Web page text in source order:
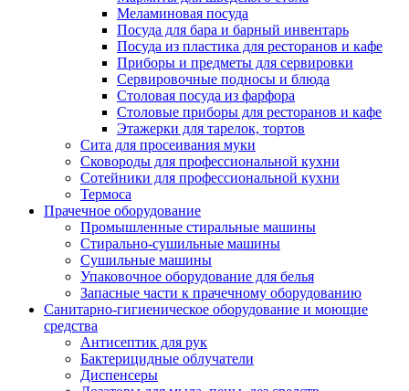
Меламиновая посуда
Посуда для бара и барный инвентарь
Посуда из пластика для ресторанов и кафе
Приборы и предметы для сервировки
Сервировочные подносы и блюда
Столовая посуда из фарфора
Столовые приборы для ресторанов и кафе
Этажерки для тарелок, тортов
Сита для просеивания муки
Сковороды для профессиональной кухни
Сотейники для профессиональной кухни
Термоса
Прачечное оборудование
Промышленные стиральные машины
Стирально-сушильные машины
Сушильные машины
Упаковочное оборудование для белья
Запасные части к прачечному оборудованию
Санитарно-гигиеническое оборудование и моющие
средства
Антисептик для рук
Бактерицидные облучатели
Диспенсеры